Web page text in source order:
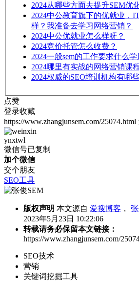
2024从哪些方面去提升SEM优
2024中公教育旗下的优就业，
样？我准备去学习网络营销？
2024中公优就业怎么样呀？
2024竞价托管怎么收费？
2024一般sem的工作要求什么学
2024哪里有实战的网络营销课
2024权威的SEO培训机构有哪
点赞
登录收藏
https://www.zhangjunsem.com/25074.html
ynxtwl
微信号已复制
加个微信
交个朋友
SEO工具
版权声明 本文源自 爱搜博客 ，
2023年5月23日 10:22:06
转载请务必保留本文链接：
https://www.zhangjunsem.com/
SEO技术
营销
关键词挖掘工具